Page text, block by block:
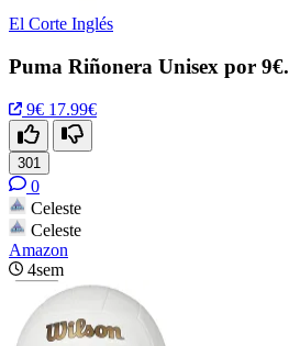
El Corte Inglés
Puma Riñonera Unisex por 9€.
9€ 17.99€
301
0
Celeste
Celeste
Amazon
4sem